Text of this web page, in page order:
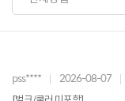
pss**** 2026-08-07